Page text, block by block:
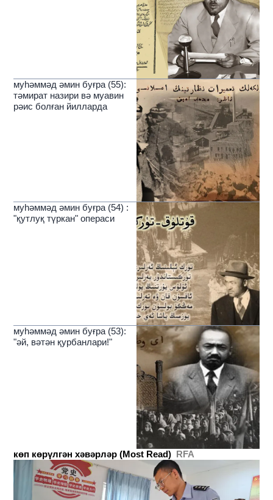
муһәммәд әмин буғра (55):
тәмират назири вә муавин
рәис болған йилларда
муһәммәд әмин буғра (54) :
"қутлуқ түркан" операси
муһәммәд әмин буғра (53):
"әй, вәтән қурбанлари!"
көп көрүлгән хәвәрләр (Most Read) RFA